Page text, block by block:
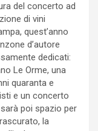
del concerto ad
di vini
quest’anno
d’autore
dedicati:
Le Orme, una
quaranta e
e un concerto
poi spazio per
la